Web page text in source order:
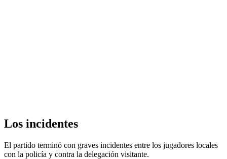
Los incidentes
El partido terminó con graves incidentes entre los jugadores locales
con la policía y contra la delegación visitante.